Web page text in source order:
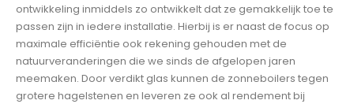
ontwikkeling inmiddels zo ontwikkelt dat ze gemakkelijk toe te
passen zijn in iedere installatie. Hierbij is er naast de focus op
maximale efficiëntie ook rekening gehouden met de
natuurveranderingen die we sinds de afgelopen jaren
meemaken. Door verdikt glas kunnen de zonneboilers tegen
grotere hagelstenen en leveren ze ook al rendement bij